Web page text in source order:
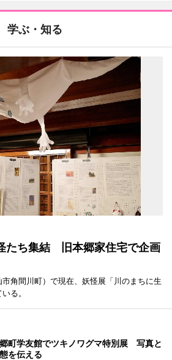
学ぶ・知る
たち集結 旧本郷家住宅で企画
角間川町）で現在、妖怪展「川のまちに生
る。
町学友館でツキノワグマ特別展 写真と
を伝える